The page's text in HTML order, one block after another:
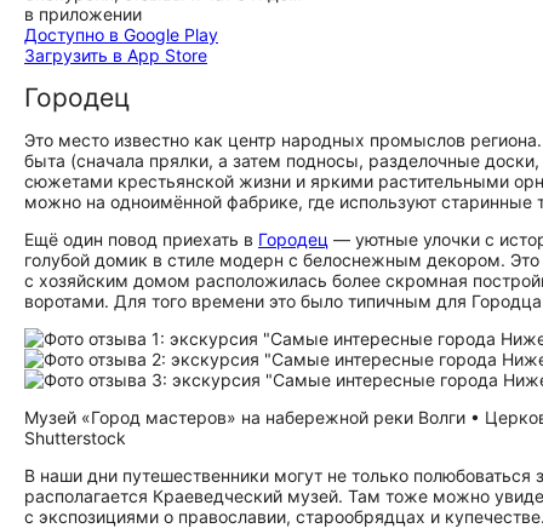
в приложении
Доступно в Google Play
Загрузить в App Store
Городец
Это место известно как центр народных промыслов
быта (сначала прялки, а затем подносы, разделочные
сюжетами крестьянской жизни и яркими растительными
можно на одноимённой фабрике, где используют
Ещё один повод приехать в Городец — уютные улочки с
голубой домик в стиле модерн с белоснежным декором.
с хозяйским домом расположилась более скромная
воротами. Для того времени это было типичным для
Музей «Город мастеров» на набережной реки Волги •
Shutterstock
В наши дни путешественники могут не только
располагается Краеведческий музей. Там тоже можно
с экспозициями о православии, старообрядцах и